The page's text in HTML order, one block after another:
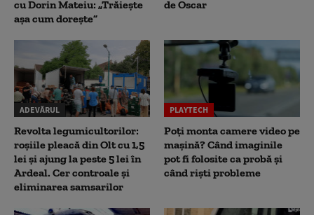
cu Dorin Mateiu: „Trăiește
așa cum dorește”
de Oscar
ADEVĂRUL
Revolta legumicultorilor:
roșiile pleacă din Olt cu 1,5
lei și ajung la peste 5 lei în
Ardeal. Cer controale și
eliminarea samsarilor
PLAYTECH
Poți monta camere video pe
mașină? Când imaginile
pot fi folosite ca probă și
când riști probleme